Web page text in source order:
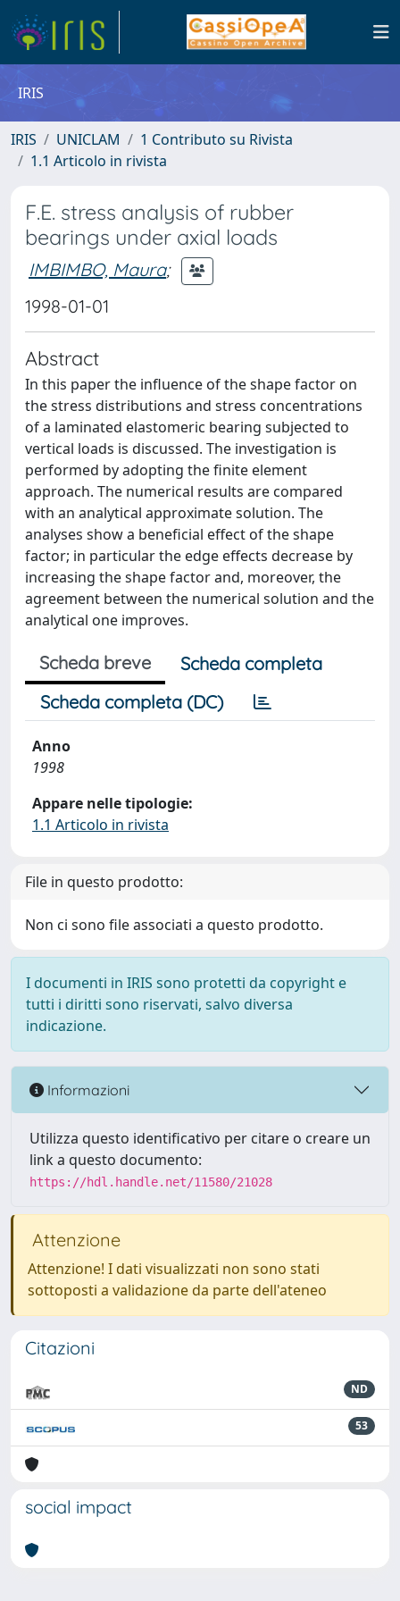
IRIS
IRIS UNICLAM
1 Contributo su Rivista
1.1 Articolo in rivista
F.E. stress analysis of rubber
bearings under axial loads
IMBIMBO, Maura;
1998-01-01
Abstract
In this paper the influence of the shape factor on
the stress distributions and stress concentrations
of a laminated elastomeric bearing subjected to
vertical loads is discussed. The investigation is
performed by adopting the finite element
approach. The numerical results are compared
with an analytical approximate solution. The
analyses show a beneficial effect of the shape
factor; in particular the edge effects decrease by
increasing the shape factor and, moreover, the
agreement between the numerical solution and the
analytical one improves.
Scheda breve
Scheda completa
Scheda completa (DC)
Anno
1998
Appare nelle tipologie:
1.1 Articolo in rivista
File in questo prodotto:
Non ci sono file associati a questo prodotto.
I documenti in IRIS sono protetti da copyright e
tutti i diritti sono riservati, salvo diversa
indicazione.
Informazioni
Utilizza questo identificativo per citare o creare un
link a questo documento:
https://hdl.handle.net/11580/21028
Attenzione
Attenzione! I dati visualizzati non sono stati
sottoposti a validazione da parte dell'ateneo
Citazioni
ND
53
social impact